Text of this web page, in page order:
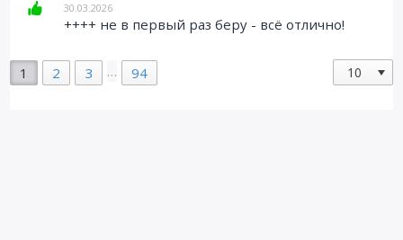
30.03.2026
++++ не в первый раз беру - всё отлично!
1 2 3 … 94